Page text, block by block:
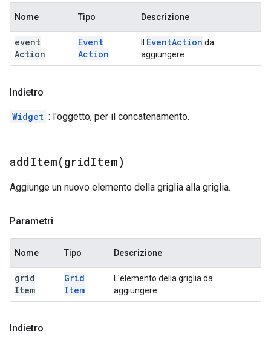
Nome Tipo Descrizione
event
Action
Event
Action
EventAction da
aggiungere.
Indietro
Widget : l'oggetto, per il concatenamento.
addItem(gridItem)
Aggiunge un nuovo elemento della griglia alla griglia.
Parametri
Nome Tipo Descrizione
grid
Item
Grid
Item
L'elemento della griglia da
aggiungere.
Indietro